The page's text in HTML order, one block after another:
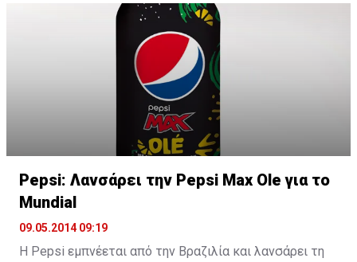
Pepsi: Λανσάρει την Pepsi Max Ole για το
Mundial
09.05.2014 09:19
Η Pepsi εμπνέεται από την Βραζιλία και λανσάρει τη